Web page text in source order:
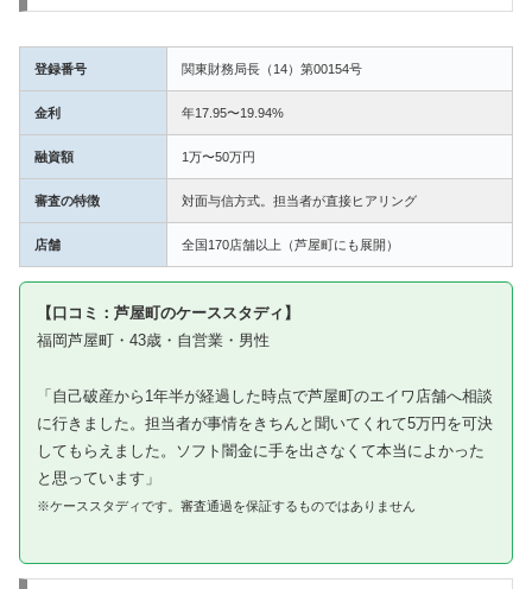
登録番号 関東財務局長（14）第00154号
金利 年17.95〜19.94%
融資額 1万〜50万円
審査の特徴 対面与信方式。担当者が直接ヒアリング
店舗 全国170店舗以上（芦屋町にも展開）
【口コミ：芦屋町のケーススタディ】
福岡芦屋町・43歳・自営業・男性
「自己破産から1年半が経過した時点で芦屋町のエイワ店舗へ相談
に行きました。担当者が事情をきちんと聞いてくれて5万円を可決
してもらえました。ソフト闇金に手を出さなくて本当によかった
と思っています」
※ケーススタディです。審査通過を保証するものではありません